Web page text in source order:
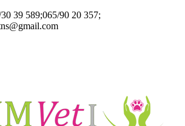
39 589;065/90 20 357;